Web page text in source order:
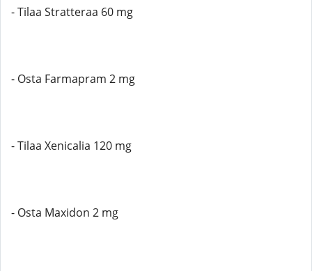
- Tilaa Stratteraa 60 mg
- Osta Farmapram 2 mg
- Tilaa Xenicalia 120 mg
- Osta Maxidon 2 mg